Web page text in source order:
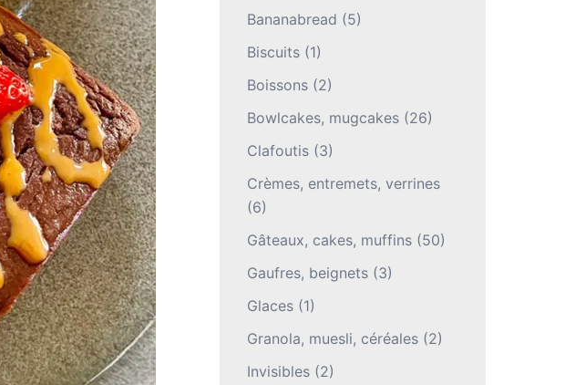
Bananabread (5)
Biscuits(1)
Boissons(2)
Bowlcakes, mugcakes(26)
Clafoutis(3)
Crèmes, entremets, verrines
(6)
Gâteaux, cakes, muffins(50)
Gaufres, beignets(3)
Glaces(1)
Granola, muesli, céréales(2)
Invisibles(2)